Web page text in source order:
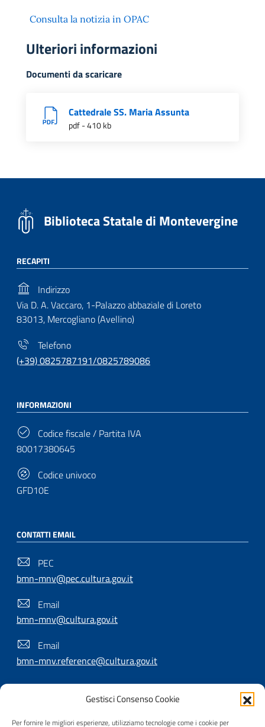
Gestisci Consenso Cookie
Per fornire le migliori esperienze, utilizziamo tecnologie come i cookie per
Consulta la notizia in OPAC
Ulteriori informazioni
Documenti da scaricare
Cattedrale SS. Maria Assunta
pdf - 410 kb
Biblioteca Statale di Montevergine
RECAPITI
Indirizzo
Via D. A. Vaccaro, 1-Palazzo abbaziale di Loreto
83013, Mercogliano (Avellino)
Telefono
(+39) 0825787191/0825789086
INFORMAZIONI
Codice fiscale / Partita IVA
80017380645
Codice univoco
GFD10E
CONTATTI EMAIL
PEC
bmn-mnv@pec.cultura.gov.it
Email
bmn-mnv@cultura.gov.it
Email
bmn-mnv.reference@cultura.gov.it